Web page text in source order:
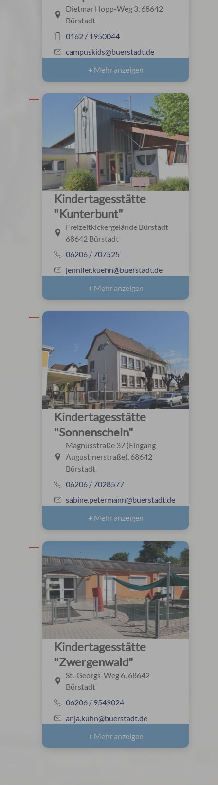
Dietmar Hopp-Weg 3, 68642
Bürstadt
0162 / 1950044
campuskids@buerstadt.de
+ Mehr anzeigen
Kindertagesstätte
"Kunterbunt"
Freizeitkickergelände Bürstadt
68642 Bürstadt
06206 / 707525
jennifer.kuehn@buerstadt.de
+ Mehr anzeigen
Kindertagesstätte
"Sonnenschein"
Magnusstraße 37 (Eingang
Augustinerstraße), 68642
Bürstadt
06206 / 7028577
sabine.petermann@buerstadt.de
+ Mehr anzeigen
Kindertagesstätte
"Zwergenwald"
St.-Georgs-Weg 6, 68642
Bürstadt
06206 / 9549024
anja.kuhn@buerstadt.de
+ Mehr anzeigen